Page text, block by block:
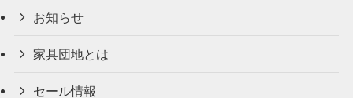
お知らせ
家具団地とは
セール情報